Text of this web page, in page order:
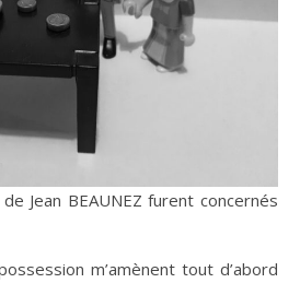
m’amènent tout d’abord